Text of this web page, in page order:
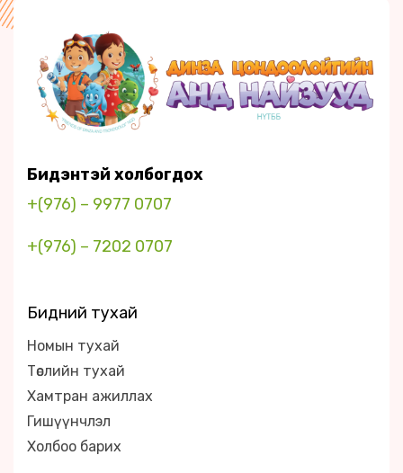
Бидэнтэй холбогдох
+(976) – 9977 0707
+(976) – 7202 0707
Бидний тухай
Номын тухай
Төслийн тухай
Хамтран ажиллах
Гишүүнчлэл
Холбоо барих